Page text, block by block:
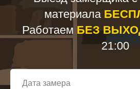
Выдвижные ящики для
Брючницы и галстучницы.
Секции для обуви.
Корзины для аксессуаров.
материала
Работаем БЕЗ
21:00